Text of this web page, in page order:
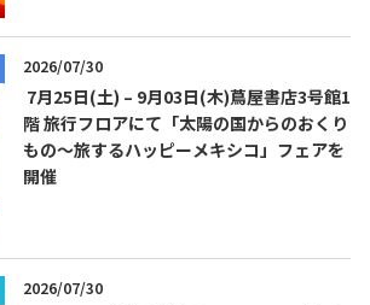
2026/07/30
7月25日(土) – 9月03日(木)蔦屋書店3号館1
階 旅行フロアにて「太陽の国からのおくり
もの～旅するハッピーメキシコ」フェアを
開催
2026/07/30